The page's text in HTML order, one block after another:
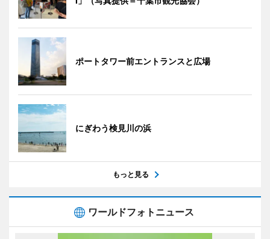
ポートタワー前エントランスと広場
にぎわう検見川の浜
もっと見る
ワールドフォトニュース